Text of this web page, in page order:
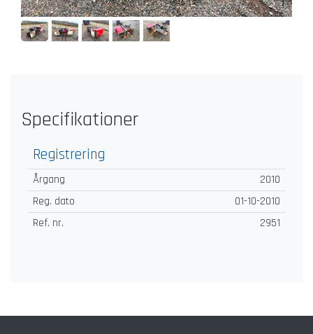
Specifikationer
Registrering
Årgang
2010
Reg. dato
01-10-2010
Ref. nr.
2951